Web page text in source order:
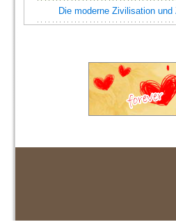
Die moderne Zivilisation und